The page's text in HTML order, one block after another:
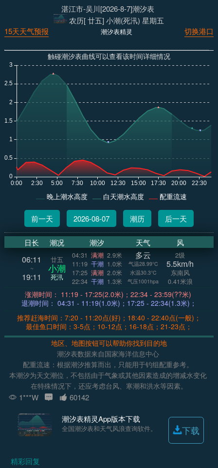
湛江市-吴川[2026-8-7]潮汐表
农历[ 廿五] 小潮(死汛) 星期五
切换港口
潮汐表精灵
15天天气预报
触碰潮汐表曲线可以查看该时间详细情况
晚上潮水高度 白天潮水高度 配重流速
前一天 2026-08-07 潮历 后一天
日长 潮况 潮汐 天气 风
06:11
~
19:11
廿五
小潮
死汛
04:31 满潮 2.9米
11:19 干潮 1.0米
17:25 满潮 2.0米
22:34 干潮 1.3米
多云
气温28.99°C
水温30.3°C
气压1001hpa
2级
5.5km/h
东南风
0.41米浪
涨潮时间： 11:19 - 17:25(2.0米)；22:34 - 23:59(??米)
退潮时间： 04:31 - 11:19(1.0米)；17:25 - 22:34(1.3米)；
推荐赶海时间：7:20 - 11:20点(好)；18:40 - 22:40点(一般)；
最佳鱼口时间：3-5点；10-12点；16-18点；21-23点；
地区、地图按钮可以帮助你找到目的地
潮汐表数据来自国家海洋信息中心
配重流速：根据潮汐推算而出，只能用于钓组配重参考。
本潮汐为天文潮位，不包括由于气象或其他因素造成的增减水变化
在特殊情况下，还应考虑台风、寒潮和洪水等因素。
1***W 60142
潮汐表精灵App版本下载
全国潮汐表和天气风浪查询软件。 下载
精彩回复